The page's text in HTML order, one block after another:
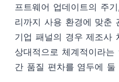
프트웨어 업데이트의 주
리까지 사용 환경에 맞춘
기업 패널의 경우 제조사
상대적으로 체계적이라는
간 품질 편차를 염두에 둘